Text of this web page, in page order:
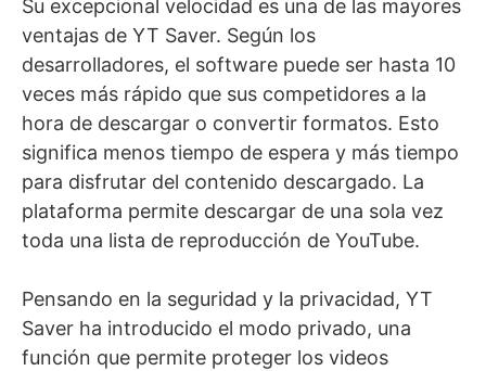
Su excepcional velocidad es una de las mayores
ventajas de YT Saver. Según los
desarrolladores, el software puede ser hasta 10
veces más rápido que sus competidores a la
hora de descargar o convertir formatos. Esto
significa menos tiempo de espera y más tiempo
para disfrutar del contenido descargado. La
plataforma permite descargar de una sola vez
toda una lista de reproducción de YouTube.
Pensando en la seguridad y la privacidad, YT
Saver ha introducido el modo privado, una
función que permite proteger los videos